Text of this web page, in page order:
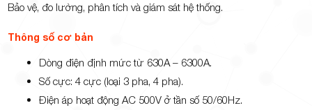
Bảo vệ, đo lường, phân tích và giám sát hệ thống.
Thông số cơ bản
Dòng điện định mức từ 630A – 6300A.
Số cực: 4 cực (loại 3 pha, 4 pha).
Điện áp hoạt động AC 500V ở tần số 50/60Hz.